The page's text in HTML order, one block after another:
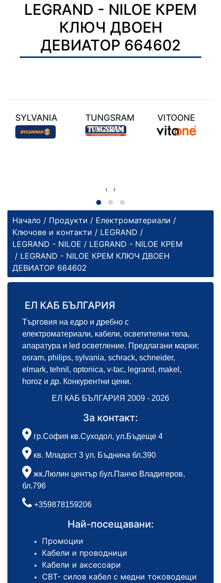
LEGRAND - NILOE КРЕМ
КЛЮЧ ДВОЕН
ДЕВИАТОР 664602
SYLVANIA TUNGSRAM VITOONE
‹ ›
Начало / Продукти / Електроматериали /
Ключове и контакти / LEGRAND /
LEGRAND - NILOE / LEGRAND - NILOE КРЕМ
/ LEGRAND - NILOE КРЕМ КЛЮЧ ДВОЕН
ДЕВИАТОР 664602
ЕЛ КАБ БЪЛГАРИЯ
Търговия на едро и дребно с
електроматериали, кабели, осветителни тела,
апаратура и led осветление. Предлагани марки:
osram, philips, sylvania, schrack, schneider,
elmark, tehnil, optonica, v-tac, legrand, makel,
horoz и др. Конкурентни цени.
ЕЛ КАБ БЪЛГАРИЯ 2009 - 2026
За контакт:
гр.София кв.Суходол, ул.Бъдеще 4
кв. Младост 3 ул. Бъднина бл.390
жк.Люлин център бул.Панчо Владигеров,
бл.796
+359878159206
Най-посещавани:
Промоции
Кабели и проводници
Кабели и аксесоари
СВТ- силов кабел с медни тоководещи